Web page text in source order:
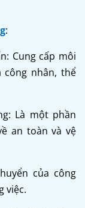
:
Cung cấp môi
công nhân, thể
Là một phần
an toàn và vệ
của công
việc.